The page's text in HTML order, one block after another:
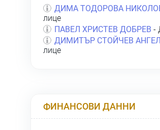
ДИМА ТОДОРОВА
лице
ПАВЕЛ ХРИСТЕВ ДОБРЕВ -
ДИМИТЪР СТОЙЧЕВ
лице
ФИНАНСОВИ ДАННИ